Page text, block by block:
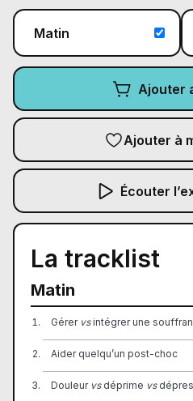
Matin
Ajouter
Ajouter à
Écouter
La tracklist
Matin
Gérer vsintégrer une
Aider quelqu’un post-choc
Douleur vsdéprime vs